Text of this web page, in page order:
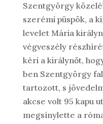
Szentgyörgy
szerémi püspök, a
levelet Mária
végveszély
kéri a királynőt,
ben Szentgyörgy
tartozott, s
akcse volt 95 kapu
megsínylette a